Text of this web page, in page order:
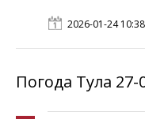
2026-01-24
Погода Тула 27-